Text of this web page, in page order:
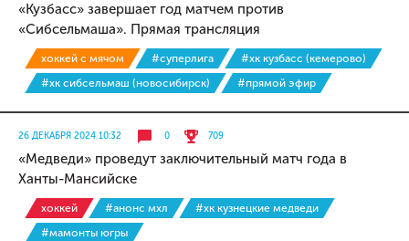
«Кузбасс» завершает год матчем против
«Сибсельмаша». Прямая трансляция
хоккей с мячом #суперлига
#хк кузбасс (кемерово)
#хк сибсельмаш (новосибирск)
#прямой эфир
26 ДЕКАБРЯ 2024 10:32 0 709
«Медведи» проведут заключительный матч года в
Ханты-Мансийске
хоккей #анонс мхл
#хк кузнецкие медведи
#мамонты югры